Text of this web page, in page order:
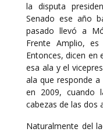
la disputa
Senado ese año
pasado llevó a
Frente Amplio,
Entonces, dicen en
esa ala y el
ala que responde a
en 2009, cuando
cabezas de las dos
Naturalmente del